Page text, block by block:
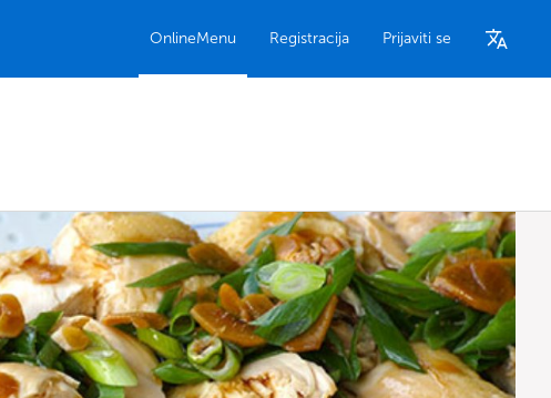
OnlineMenu Registracija Prijaviti se